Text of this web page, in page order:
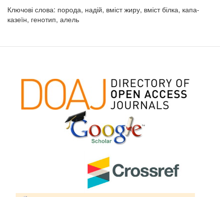
Ключові слова: порода, надій, вміст жиру, вміст білка, капа-
казеїн, генотип, алель